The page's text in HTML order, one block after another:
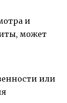
и
может
или